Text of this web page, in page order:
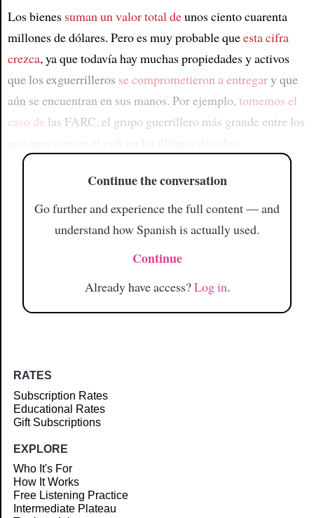
Los bienes suman un valor total deunos ciento cuarenta
millones de dólares. Pero es muy probable queesta cifra
crezca, ya que todavía hay muchas propiedades y activos
que los exguerrilleros se comprometieron a entregary que
aún se encuentran en sus manos. Por ejemplo,tomemos el
caso de las FARC, el grupo guerrillero más grande entre los
Continue the conversation
Go further and experience the full content — and
understand how Spanish is actually used.
Continue
Already have access?Log in.
RATES
Subscription Rates
Educational Rates
Gift Subscriptions
EXPLORE
Who It's For
How It Works
Free Listening Practice
Intermediate Plateau